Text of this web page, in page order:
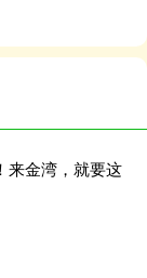
来金湾，就要这